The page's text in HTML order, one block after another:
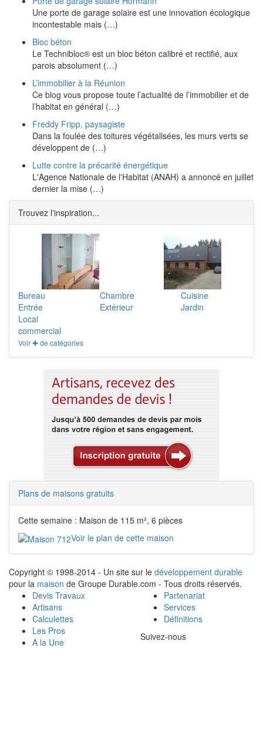
Une porte de garage solaire est une innovation écologique
incontestable mais (…)
Bloc béton
Le Technibloc® est un bloc béton calibré et rectifié, aux
parois absolument (…)
L’immobilier à la Réunion
Ce blog vous propose toute l’actualité de l’immobilier et de
l’habitat en général (…)
Freddy Fripp, paysagiste
Dans la foulée des toitures végétalisées, les murs verts se
développent de (…)
Lutte contre la précarité énergétique
L'Agence Nationale de l'Habitat (ANAH) a annoncé en juillet
dernier la mise (…)
Trouvez l'inspiration...
Bureau Chambre
Cuisine
Entrée
Extérieur
Jardin
Local
commercial
Voir ✚ de catégories
Plans de maisons gratuits
Cette semaine : Maison de 115 m², 6 pièces
Voir le plan de cette maison
Copyright © 1998-2014 - Un site sur le développement durable
pour la maison de Groupe Durable.com - Tous droits réservés.
Devis Travaux
Artisans
Calculettes
Les Pros
A la Une
Partenariat
Services
Définitions
Suivez-nous